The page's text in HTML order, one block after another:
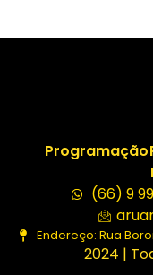
Programação
(66) 9
Endereço: Rua
2024 |